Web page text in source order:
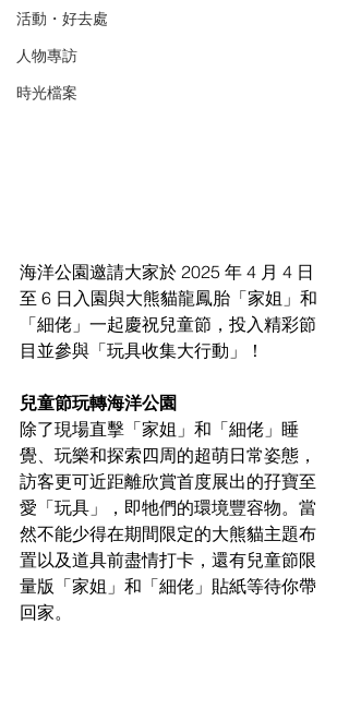
活動・好去處
人物專訪
時光檔案
海洋公園邀請大家於 2025 年 4 月 4 日
至 6 日入園與大熊貓龍鳳胎「家姐」和
「細佬」一起慶祝兒童節，投入精彩節
目並參與「玩具收集大行動」！
兒童節玩轉海洋公園
除了現場直擊「家姐」和「細佬」睡
覺、玩樂和探索四周的超萌日常姿態，
訪客更可近距離欣賞首度展出的孖寶至
愛「玩具」，即牠們的環境豐容物。當
然不能少得在期間限定的大熊貓主題布
置以及道具前盡情打卡，還有兒童節限
量版「家姐」和「細佬」貼紙等待你帶
回家。